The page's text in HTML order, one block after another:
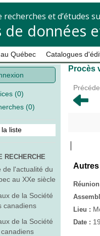
recherches et d’études
de données
Québec Catalogues
(0)
(0)
liste
RECHERCHE
de l'actualité du
au XXe siècle
de la Société
canadiens
de la Société
Procès
Lieu :
Date :